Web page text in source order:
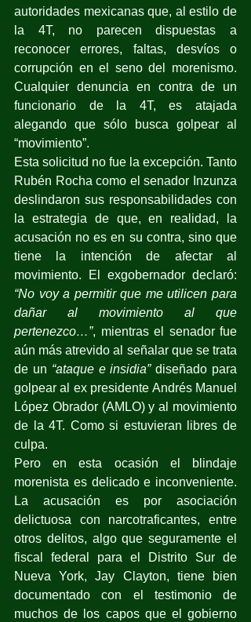
autoridades mexicanas que, al estilo de
la 4T, no parecen dispuestas a
reconocer errores, faltas, desvíos o
corrupción en el seno del morenismo.
Cualquier denuncia en contra de un
funcionario de la 4T, es atajada
alegando que sólo busca golpear al
“movimiento”.
Esta solicitud no fue la excepción. Tanto
Rubén Rocha como el senador Inzunza
deslindaron sus responsabilidades con
la estrategia de que, en realidad, la
acusación no es en su contra, sino que
tiene la intención de afectar al
“No voy a permitir que me utilicen para
dañar al movimiento al que
pertenezco…”, mientras el senador fue
aún más atrevido al señalar que se trata
de un “ataque e insidia” diseñado para
golpear al ex presidente Andrés Manuel
López Obrador (AMLO) y al movimiento
de la 4T. Como si estuvieran libres de
culpa.
Pero en esta ocasión el blindaje
morenista es delicado e inconveniente.
La acusación es por asociación
delictuosa con narcotraficantes, entre
otros delitos, algo que seguramente el
fiscal federal para el Distrito Sur de
Nueva York, Jay Clayton, tiene bien
documentado con el testimonio de
muchos de los capos que el gobierno